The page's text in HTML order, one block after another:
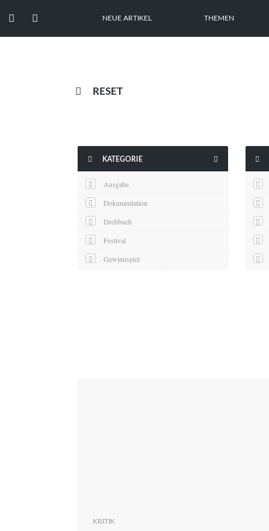
  NEUE ARTIKEL THEMEN
 RESET
 KATEGORIE 
Ausgabe
Dokumentation
Drehbuch
Festival
Gewinnspiel

KRITIK